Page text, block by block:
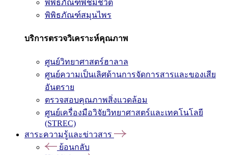
พิพิธภัณฑ์พืชมีชีวิต
พิพิธภัณฑ์สมุนไพร
บริการตรวจวิเคราะห์คุณภาพ
ศูนย์วิทยาศาสตร์ฮาลาล
ศูนย์ความเป็นเลิศด้านการจัดการสารและของเสีย
อันตราย
ตรวจสอบคุณภาพสิ่งแวดล้อม
ศูนย์เครื่องมือวิจัยวิทยาศาสตร์และเทคโนโลยี
(STREC)
สาระความรู้และข่าวสาร
ย้อนกลับ